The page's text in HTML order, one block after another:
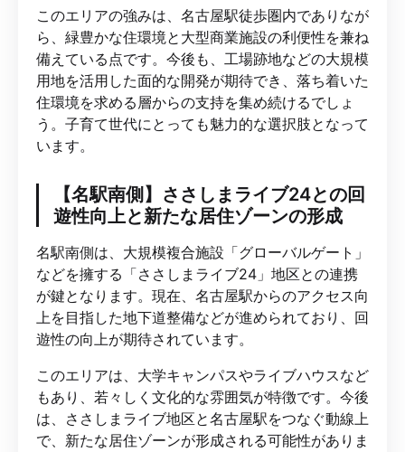
このエリアの強みは、名古屋駅徒歩圏内でありなが
ら、緑豊かな住環境と大型商業施設の利便性を兼ね
備えている点です。今後も、工場跡地などの大規模
用地を活用した面的な開発が期待でき、落ち着いた
住環境を求める層からの支持を集め続けるでしょ
う。子育て世代にとっても魅力的な選択肢となって
います。
【名駅南側】ささしまライブ24との回
遊性向上と新たな居住ゾーンの形成
名駅南側は、大規模複合施設「グローバルゲート」
などを擁する「ささしまライブ24」地区との連携
が鍵となります。現在、名古屋駅からのアクセス向
上を目指した地下道整備などが進められており、回
遊性の向上が期待されています。
このエリアは、大学キャンパスやライブハウスなど
もあり、若々しく文化的な雰囲気が特徴です。今後
は、ささしまライブ地区と名古屋駅をつなぐ動線上
で、新たな居住ゾーンが形成される可能性がありま